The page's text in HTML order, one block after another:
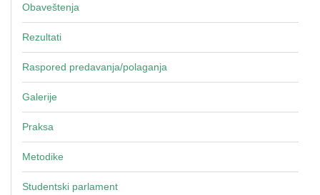
Obaveštenja
Rezultati
Raspored predavanja/polaganja
Galerije
Praksa
Metodike
Studentski parlament